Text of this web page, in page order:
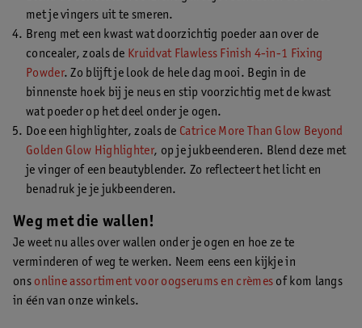
met je vingers uit te smeren.
Breng met een kwast wat doorzichtig poeder aan over de
concealer, zoals de Kruidvat Flawless Finish 4-in-1 Fixing
Powder. Zo blijft je look de hele dag mooi. Begin in de
binnenste hoek bij je neus en stip voorzichtig met de kwast
wat poeder op het deel onder je ogen.
Doe een highlighter, zoals de Catrice More Than Glow Beyond
Golden Glow Highlighter, op je jukbeenderen. Blend deze met
je vinger of een beautyblender. Zo reflecteert het licht en
benadruk je je jukbeenderen.
Weg met die wallen!
Je weet nu alles over wallen onder je ogen en hoe ze te
verminderen of weg te werken. Neem eens een kijkje in
ons online assortiment voor oogserums en crèmes of kom langs
in één van onze winkels.